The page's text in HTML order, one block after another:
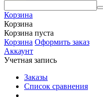
Корзина
Корзина
Корзина пуста
Корзина Оформить заказ
Аккаунт
Учетная запись
Заказы
Список сравнения